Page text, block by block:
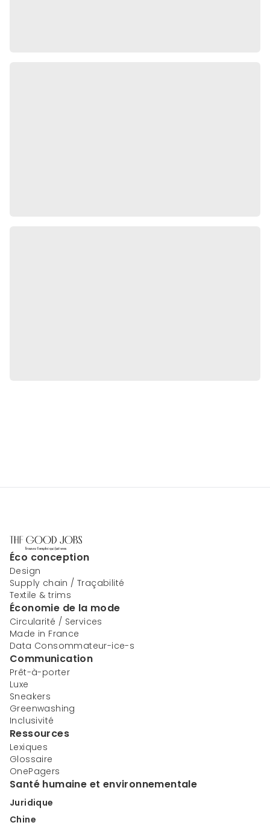
Éco conception
Design
Supply chain / Traçabilité
Textile & trims
Économie de la mode
Circularité / Services
Made in France
Data Consommateur-ice-s
Communication
Prêt-à-porter
Luxe
Sneakers
Greenwashing
Inclusivité
Ressources
Lexiques
Glossaire
OnePagers
Santé humaine et environnementale
Juridique
Chine